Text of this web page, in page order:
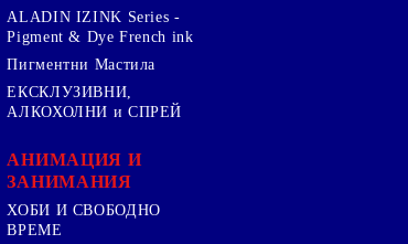
ALADIN IZINK Series -
Pigment & Dye French ink
Пигментни Мастила
ЕКСКЛУЗИВНИ,
АЛКОХОЛНИ и СПРЕЙ
АНИМАЦИЯ И
ЗАНИМАНИЯ
ХОБИ И СВОБОДНО
ВРЕМЕ